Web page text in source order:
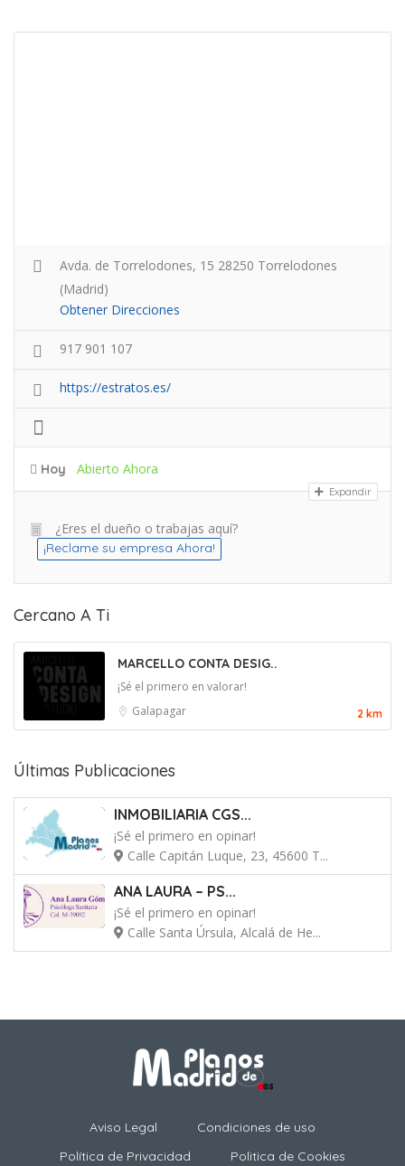
Avda. de Torrelodones, 15 28250 Torrelodones
(Madrid)
Obtener Direcciones
917 901 107
https://estratos.es/
Hoy Abierto Ahora
Expandir
¿Eres el dueño o trabajas aquí?
¡Reclame su empresa Ahora!
Cercano A Ti
MARCELLO CONTA DESIG..
¡Sé el primero en valorar!
Galapagar
2 km
Últimas Publicaciones
INMOBILIARIA CGS...
¡Sé el primero en opinar!
Calle Capitán Luque, 23, 45600 T...
ANA LAURA – PS...
¡Sé el primero en opinar!
Calle Santa Úrsula, Alcalá de He...
Aviso Legal
Condiciones de uso
Política de Privacidad
Politica de Cookies